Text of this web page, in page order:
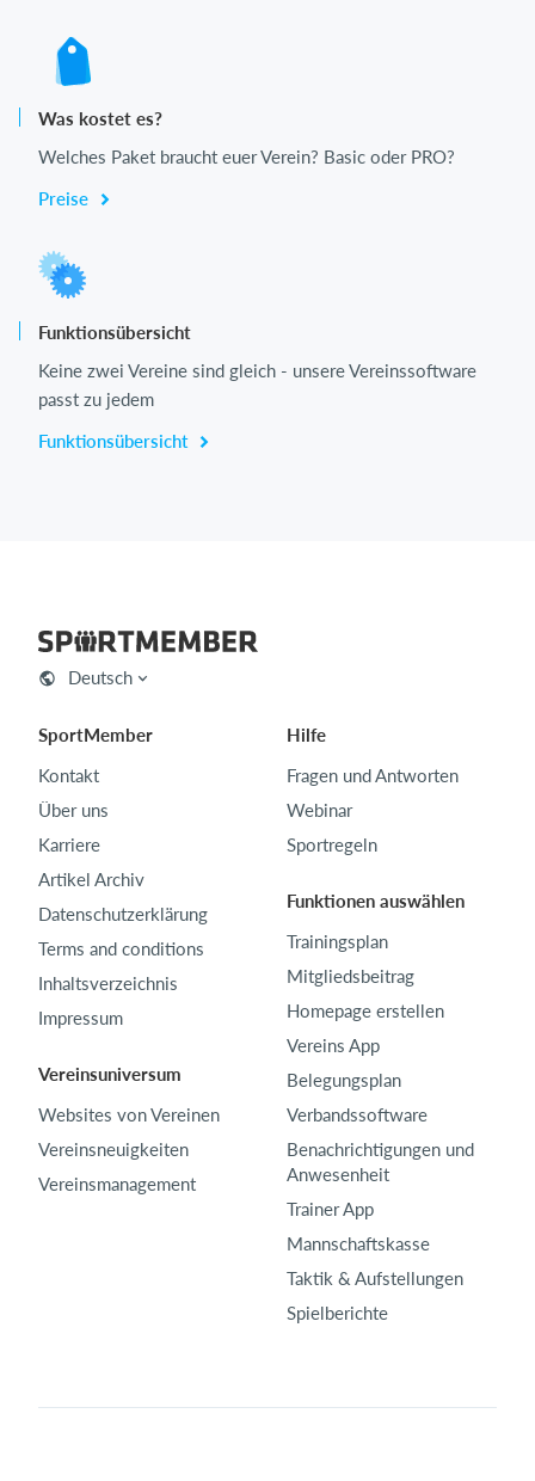
Was kostet es?
Welches Paket braucht euer Verein? Basic oder PRO?
Preise
Funktionsübersicht
Keine zwei Vereine sind gleich - unsere Vereinssoftware
passt zu jedem
Funktionsübersicht
Deutsch
SportMember
Kontakt
Über uns
Karriere
Artikel Archiv
Datenschutzerklärung
Terms and conditions
Inhaltsverzeichnis
Impressum
Vereinsuniversum
Websites von Vereinen
Vereinsneuigkeiten
Vereinsmanagement
Hilfe
Fragen und Antworten
Webinar
Sportregeln
Funktionen auswählen
Trainingsplan
Mitgliedsbeitrag
Homepage erstellen
Vereins App
Belegungsplan
Verbandssoftware
Benachrichtigungen und
Anwesenheit
Trainer App
Mannschaftskasse
Taktik & Aufstellungen
Spielberichte